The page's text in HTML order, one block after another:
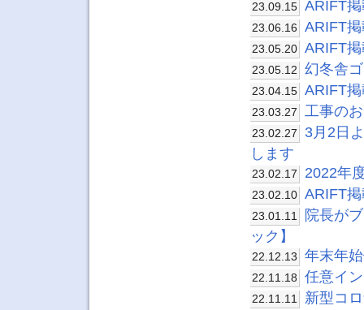
23.09.15 ARIFT
23.06.16 ARIFT
23.05.20 ARIFT
23.05.12 幻冬舎
23.04.15 ARIFT
23.03.27 工事の
23.02.27
3月2日
します
23.02.17 2022年
23.02.10 ARIFT
23.01.11
院長が
ック】
22.12.13 年末年
22.11.18 任意イ
22.11.11
新型コ